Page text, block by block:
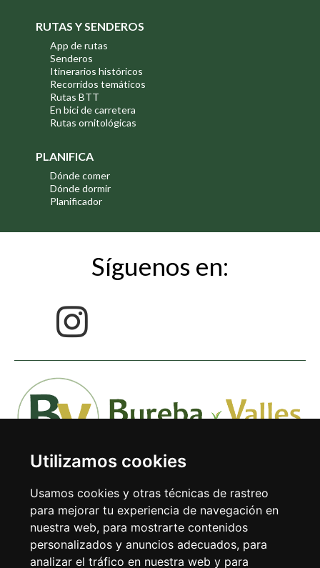
Utilizamos cookies
Usamos cookies y otras técnicas de rastreo
para mejorar tu experiencia de navegación en
nuestra web, para mostrarte contenidos
personalizados y anuncios adecuados, para
analizar el tráfico en nuestra web y para
RUTAS Y SENDEROS
App de rutas
Senderos
Itinerarios históricos
Recorridos temáticos
Rutas BTT
En bici de carretera
Rutas ornitológicas
PLANIFICA
Dónde comer
Dónde dormir
Planificador
Síguenos en:
Avda. Doctor Rodríguez de la Fuente 1-1º 09240 Briviesca
(Burgos)